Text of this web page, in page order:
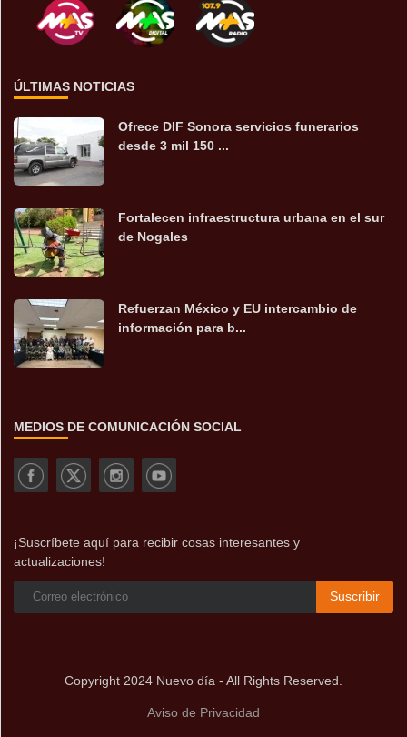
ÚLTIMAS NOTICIAS
Ofrece DIF Sonora servicios funerarios
desde 3 mil 150 ...
Fortalecen infraestructura urbana en el sur
de Nogales
Refuerzan México y EU intercambio de
información para b...
MEDIOS DE COMUNICACIÓN SOCIAL
¡Suscríbete aquí para recibir cosas interesantes y
actualizaciones!
Suscribir
Copyright 2024 Nuevo día - All Rights Reserved.
Aviso de Privacidad